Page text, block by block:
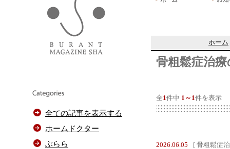
ホーム
骨粗鬆症治
全1件中 1～1件を表示
2026.06.05 [ 骨粗鬆症
全ての記事を表示する
ホームドクター
ぶらら